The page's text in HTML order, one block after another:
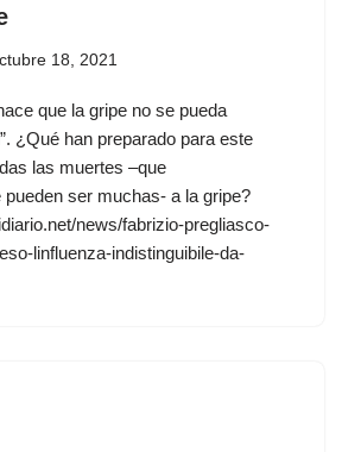
18, 2021
que la gripe no se pueda
¿Qué han preparado para este
las muertes –que
ser muchas- a la gripe?
news/fabrizio-pregliasco-
linfluenza-indistinguibile-da-